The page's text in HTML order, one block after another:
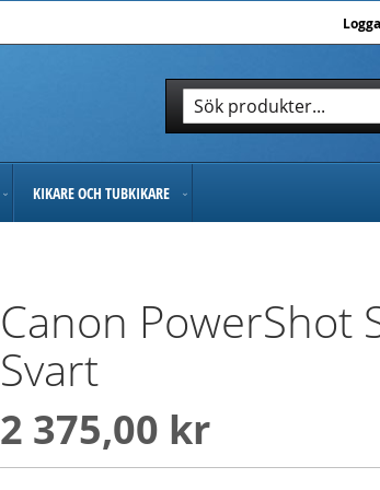
Sök
KIKARE OCH TUBKIKARE
Canon PowerShot
Svart
2 375,00 kr